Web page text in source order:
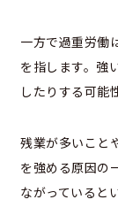
一方で過重労働
を指します。強
したりする可能
残業が多いこと
を強める原因の
ながっていると